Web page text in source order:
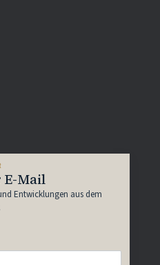
E-Mail
Entwicklungen aus dem